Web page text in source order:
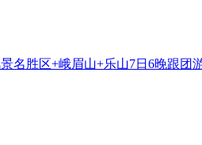
名胜区+峨眉山+乐山7日6晚跟团